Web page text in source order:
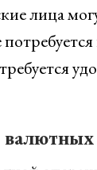
лица